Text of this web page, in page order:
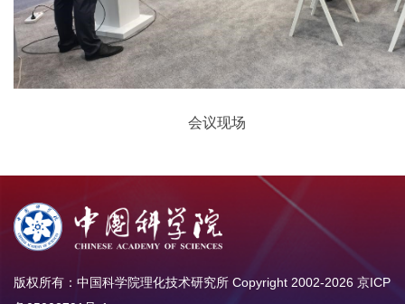
会议现场
版权所有：中国科学院理化技术研究所 Copyright 2002-2026 京ICP